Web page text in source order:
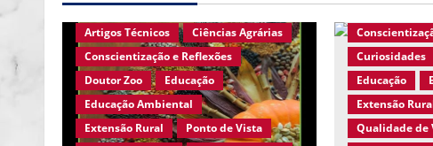
Ambiente Rural
Animais Silvestres
Artigos Técnicos
Ciências Agrárias
Conscientização e Reflexões
Doutor Zoo
Educação
Educação Ambiental
Extensão Rural
Ponto de Vista
Ciências
Curiosidades
Educação
Extensão
Qualidade de